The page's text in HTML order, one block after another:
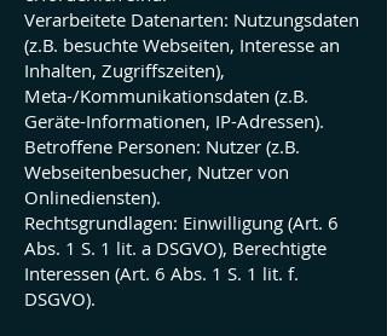
Verarbeitete Datenarten: Nutzungsdaten
(z.B. besuchte Webseiten, Interesse an
Inhalten, Zugriffszeiten),
Meta-/Kommunikationsdaten (z.B.
Geräte-Informationen, IP-Adressen).
Betroffene Personen: Nutzer (z.B.
Webseitenbesucher, Nutzer von
Onlinediensten).
Rechtsgrundlagen: Einwilligung (Art. 6
Abs. 1 S. 1 lit. a DSGVO), Berechtigte
Interessen (Art. 6 Abs. 1 S. 1 lit. f.
DSGVO).